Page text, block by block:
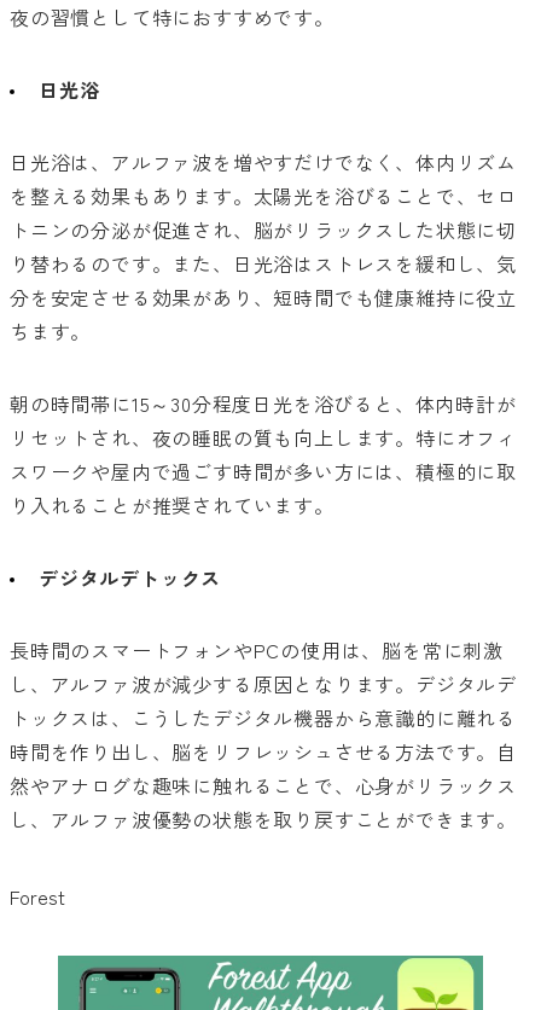
夜の習慣として特におすすめです。
日光浴
日光浴は、アルファ波を増やすだけでなく、体内リズム
を整える効果もあります。太陽光を浴びることで、セロ
トニンの分泌が促進され、脳がリラックスした状態に切
り替わるのです。また、日光浴はストレスを緩和し、気
分を安定させる効果があり、短時間でも健康維持に役立
ちます。
朝の時間帯に15～30分程度日光を浴びると、体内時計が
リセットされ、夜の睡眠の質も向上します。特にオフィ
スワークや屋内で過ごす時間が多い方には、積極的に取
り入れることが推奨されています。
デジタルデトックス
長時間のスマートフォンやPCの使用は、脳を常に刺激
し、アルファ波が減少する原因となります。デジタルデ
トックスは、こうしたデジタル機器から意識的に離れる
時間を作り出し、脳をリフレッシュさせる方法です。自
然やアナログな趣味に触れることで、心身がリラックス
し、アルファ波優勢の状態を取り戻すことができます。
Forest